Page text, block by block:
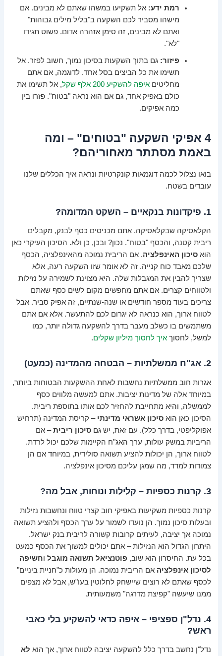
רמת ידע: אל תשקיעו במשהו שאתם לא מבינים. אם
מישהו מסביר לכם השקעה ב"בליל מילים גבוהות"
ואתם לא מבינים, זה סימן אזהרה אדום. פשוט תגידו
"לא".
פיזור: גם בתוך השקעות בסיכון נמוך, חשוב לפזר. אל
תשימו את כל הביצים בסל אחד. לדוגמה, אם אתם
מחליטיםאיפה להשקיע 200 אלף שקל
, אל תשימו את
כולם באפיק אחד, גם אם הוא נראה "בטוח". פזרו בין
כמה אפיקים.
4 אפיקי השקעה "בטוחים" – ומה
באמת מסתתר מאחוריהם?
בואו נצלול לכמה דוגמאות קונקרטיות ונראה איך הכללים שלנו
עובדים בשטח.
1. פיקדונות בנקאיים – השקט המדומה?
הקלאסיקה שבקלאסיקה. אתם מכניסים כסף לבנק, מקבלים
ריבית קטנה, והכסף "בטוח". נכון? ובכן, כן ולא. הסיכון העיקרי כאן
הואסיכון האינפלציה. אם הריבית נמוכה מהאינפלציה, הכסף
שלכם מאבד כוח קנייה. זה לא אומר שזו השקעה רעה, אלא
שצריך להבין את המגבלות שלה. היא מצוינת לשמירה על נזילות
ולטווחים קצרים. אם אתם מחפשים מקום לשים כסף שאתם
צריכים בעוד מספר חודשים או שנה-שנתיים, זה אפיק סביר. אבל
לטווח ארוך, הוא כנראה לא יגרום לכם להתעשר. אלא אם אתם
משתמשים בו כשלב מעבר בדרך להשקעה גדולה יותר, כמו
למשל, לחסוךאיך לחסוך מיליון שקלים.
2. אג"ח ממשלתיות – הבטחה מהמדינה (כמעט)
אגרות חוב ממשלתיות נחשבות לאחת ההשקעות הבטוחות ביותר,
במיוחד אלה של מדינות יציבות. אתם למעשה מלווים כסף
לממשלה, והיא מתחייבת להחזיר לכם אותו בתוספת ריבית.
הסיכון כאן הואסיכון אשראי מדינתי – קריסת המדינה (תרחיש
אפוקליפטי, בדרך כלל). עם זאת, יש גםסיכון ריבית– אם
הריביות במשק עולות, ערך האג"ח הקיימות שלכם יכול לרדת.
לטווח ארוך, הן יכולות להציע תשואה סולידית, במיוחד אם הן
צמודות למדד, מה שמגן עליכם מסיכון אינפלציה.
3. קרנות כספיות – קלילות ונוחות, אבל מה?
קרנות כספיות משקיעות באפיקי חוב קצרי טווח ונחשבות נזילות
ובעלות סיכון נמוך. הן נועדו לשמור על ערך הכסף ולהציע תשואה
נמוכה אך יציבה, לעיתים קרובות קשורה לריבית בנק ישראל.
היתרון הגדול הוא הנזילות – אתם יכולים למשוך את הכסף כמעט
בכל עת. החיסרון הוא שוב, פוטנציאל תשואה מוגבל וחשיפה
לסיכון אינפלציה אם הריבית נמוכה. הן מעולות כ"חניית ביניים"
לכסף שאתם לא רוצים שיישחק לחלוטין בעו"ש, אבל לא מצפים
ממנו שיעשה "קפיצת מדרגה" משמעותית.
4. נדל"ן ספציפי – איפה כדאי להשקיע בלי כאבי
ראש?
נדל"ן נחשב בדרך כלל להשקעה יציבה לטווח ארוך, אך הוא לא